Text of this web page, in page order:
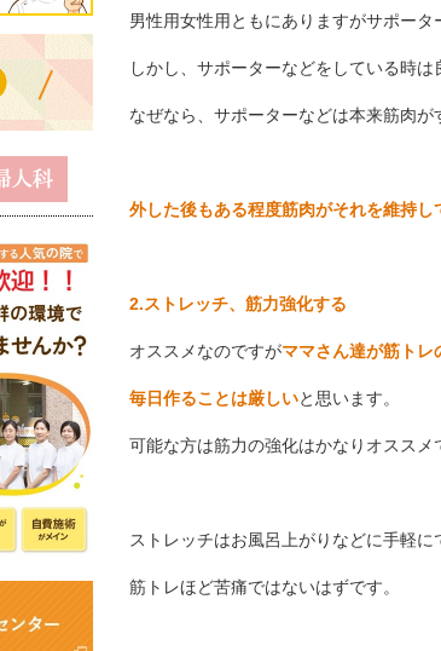
男性用女性用ともにありますがサポー
しかし、サポーターなどをしている時
なぜなら、サポーターなどは本来筋肉
外した後もある程度筋肉がそれを維持
2.ストレッチ、筋力強化する
オススメなのですがママさん達が筋トレ
毎日作ることは厳しいと思います。
可能な方は筋力の強化はかなりオススメ
ストレッチはお風呂上がりなどに手軽に
筋トレほど苦痛ではないはずです。